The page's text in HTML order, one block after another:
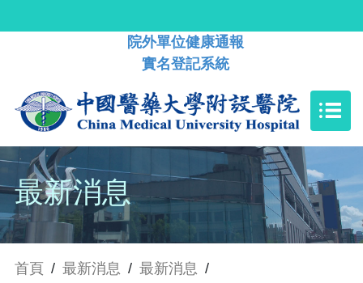
院外單位健康通報
實名登記系統
最新消息
首頁 / 最新消息 / 最新消息 /